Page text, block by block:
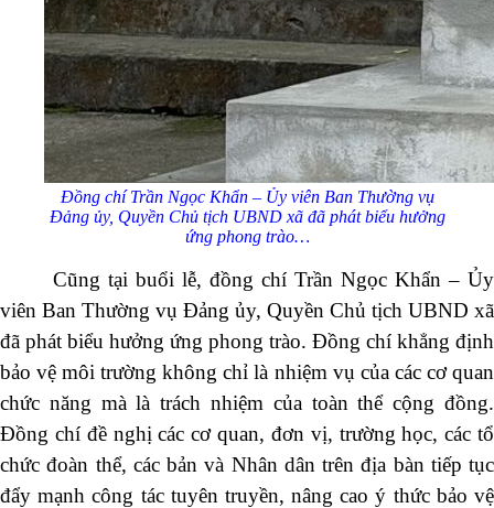
Đồng chí Trần Ngọc Khẩn – Ủy viên Ban Thường vụ
Đảng ủy, Quyền Chủ tịch UBND xã đã phát biểu hưởng
ứng phong trào…
Cũng tại buổi lễ, đồng chí Trần Ngọc Khẩn – Ủy
viên Ban Thường vụ Đảng ủy, Quyền Chủ tịch UBND xã
đã phát biểu hưởng ứng phong trào. Đồng chí khẳng định
bảo vệ môi trường không chỉ là nhiệm vụ của các cơ quan
chức năng mà là trách nhiệm của toàn thể cộng đồng.
Đồng chí đề nghị các cơ quan, đơn vị, trường học, các tổ
chức đoàn thể, các bản và Nhân dân trên địa bàn tiếp tục
đẩy mạnh công tác tuyên truyền, nâng cao ý thức bảo vệ